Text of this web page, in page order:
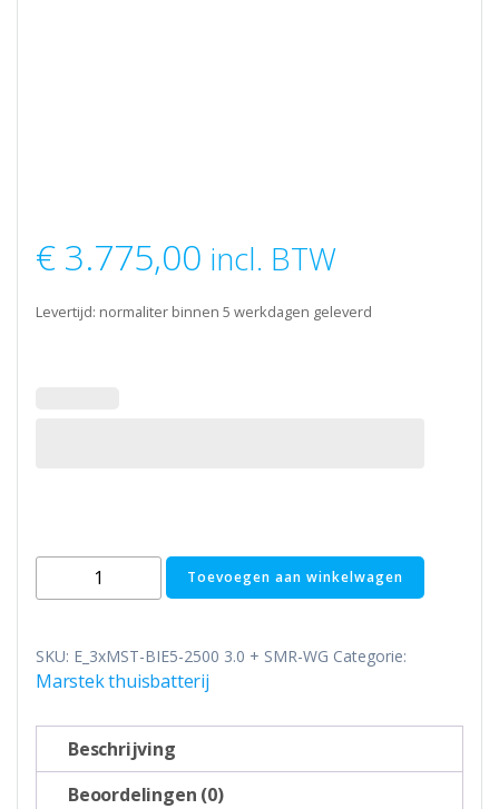
€ 3.775,00 incl. BTW
Levertijd: normaliter binnen 5 werkdagen geleverd
Marstek
Venus
3.0
thuisbatterij
plug
Toevoegen aan winkelwagen
SKU: E_3xMST-BIE5-2500 3.0 + SMR-WG Categorie:
Marstek thuisbatterij
Beschrijving
Beoordelingen (0)